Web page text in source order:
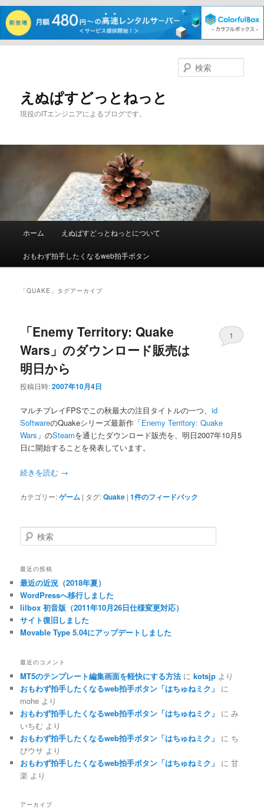
えぬぱすどっとねっと
現役のITエンジニアによるブログです。
索
メ
ホーム えぬぱすどっとねっとについて
おもわず拍手したくなるweb拍手ボタン
「QUAKE 」タグアーカイブ
「Enemy Territory: Quake
Wars」のダウンロード販売は
明日から
投稿日時:2007年10月4日
1
マルチプレイFPSでこの秋最大の注目タイトルの一つ、id
SoftwareのQuakeシリーズ最新作「Enemy Territory: Quake
Wars 」のSteamを通じたダウンロード販売を、明日2007年10月5
日に開始することを発表しています。
続きを読む →
カテゴリー:ゲーム | タグ:Quake |1件のフィードバック
検
索
最近の投稿
最近の近況（2018年夏）
WordPressへ移行しました
lilbox 初音版（2011年10月26日仕様変更対応）
サイト復旧しました
Movable Type 5.04にアップデートしました
最近のコメント
MT5のテンプレート編集画面を軽快にする方法にkotsjp より
おもわず拍手したくなるweb拍手ボタン「はちゅねミク」
に
mohe より
おもわず拍手したくなるweb拍手ボタン「はちゅねミク」
にみ
いちむ より
おもわず拍手したくなるweb拍手ボタン「はちゅねミク」
に ち
びウサ より
おもわず拍手したくなるweb拍手ボタン「はちゅねミク」
に甘
楽 より
アーカイブ